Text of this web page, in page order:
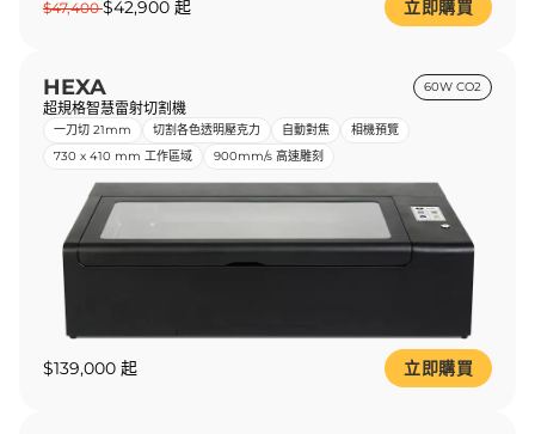
$47,400$42,900 起 立即購買
HEXA 60W CO2
超規格智慧雷射切割機
一刀切 21mm 切割各色透明壓克力 自動對焦
相機預覽
730 x 410 mm 工作區域
900mm/s 高速雕刻
$139,000 起 立即購買